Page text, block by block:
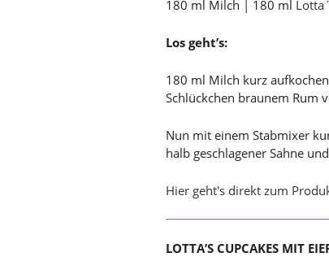
180 ml Milch | 180 ml
Los geht’s:
180 ml Milch kurz
Schlückchen braunem Rum
Nun mit einem Stabmixer
halb geschlagener Sahne
Hier geht's direkt zum
LOTTA’S CUPCAKES MIT